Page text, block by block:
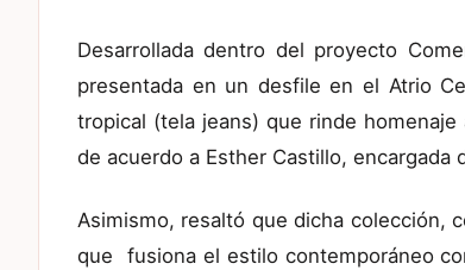
Desarrollada dentro del proyecto
presentada en un desfile en el Atrio
tropical (tela jeans) que rinde
de acuerdo a Esther Castillo, encargada
Asimismo, resaltó que dicha colección,
que fusiona el estilo contemporáneo